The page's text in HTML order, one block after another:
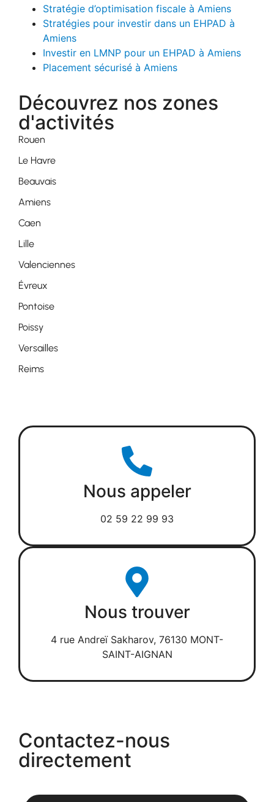
Stratégie d’optimisation fiscale à Amiens
Stratégies pour investir dans un EHPAD à
Amiens
Investir en LMNP pour un EHPAD à Amiens
Placement sécurisé à Amiens
Découvrez nos zones
d'activités
Rouen
Le Havre
Beauvais
Amiens
Caen
Lille
Valenciennes
Évreux
Pontoise
Poissy
Versailles
Reims
Nous appeler
02 59 22 99 93
Nous trouver
4 rue Andreï Sakharov, 76130 MONT-
SAINT-AIGNAN
Contactez-nous
directement